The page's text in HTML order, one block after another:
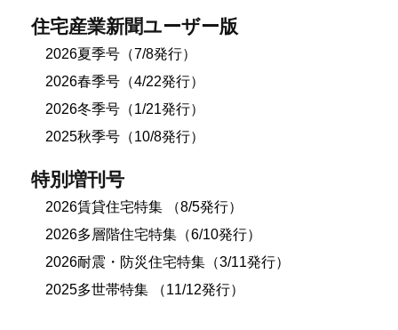
住宅産業新聞ユーザー版
2026夏季号（7/8発行）
2026春季号（4/22発行）
2026冬季号（1/21発行）
2025秋季号（10/8発行）
特別増刊号
2026賃貸住宅特集 （8/5発行）
2026多層階住宅特集（6/10発行）
2026耐震・防災住宅特集（3/11発行）
2025多世帯特集 （11/12発行）